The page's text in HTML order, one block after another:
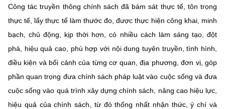
Chịu trách nhiệm nội dung: Nguyễn Thị Hải Hằng
Liên hệ
Địa chỉ: Ban Biên tập Cổng TTĐT - 18 Nguyễn Du, TP. Hà Nội
Điện thoại: 024 3936 9506
Email:stc@mst.gov.vn
(Ghi rõ nguồn "https://mst.gov.vn" khi phát hành lại thông tin từ
website này)
Công tác truyền thông chính sách đã bám sát thực tế, tôn trọng
thực tế, lấy thực tế làm thước đo, được thực hiện công khai, minh
bạch, chủ động, kịp thời hơn, có nhiều cách làm sáng tạo, đột
phá, hiệu quả cao, phù hợp với nội dung tuyên truyền, tình hình,
điều kiện và bối cảnh của từng cơ quan, địa phương, đơn vị, góp
phần quan trọng đưa chính sách pháp luật vào cuộc sống và đưa
cuộc sống vào quá trình xây dựng chính sách, nâng cao hiệu lực,
hiệu quả của chính sách, từ đó thống nhất nhận thức, ý chí và